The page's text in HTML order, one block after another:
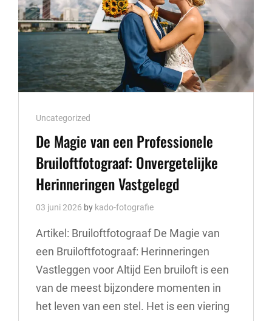
Cat
Links
Uncategorized
De Magie van een Professionele
Bruiloftfotograaf: Onvergetelijke
Herinneringen Vastgelegd
03 juni 2026 by kado-fotografie
Artikel: Bruiloftfotograaf De Magie van
een Bruiloftfotograaf: Herinneringen
Vastleggen voor Altijd Een bruiloft is een
van de meest bijzondere momenten in
het leven van een stel. Het is een viering